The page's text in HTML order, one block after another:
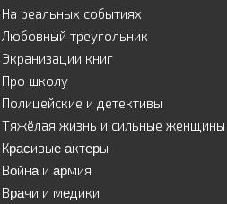
На реальных событиях
Любовный треугольник
Экранизации книг
Про школу
Полицейские и детективы
Тяжёлая жизнь и сильные женщины
Кpacивыe aктepы
Вoйнa и apмия
Вpaчи и мeдики